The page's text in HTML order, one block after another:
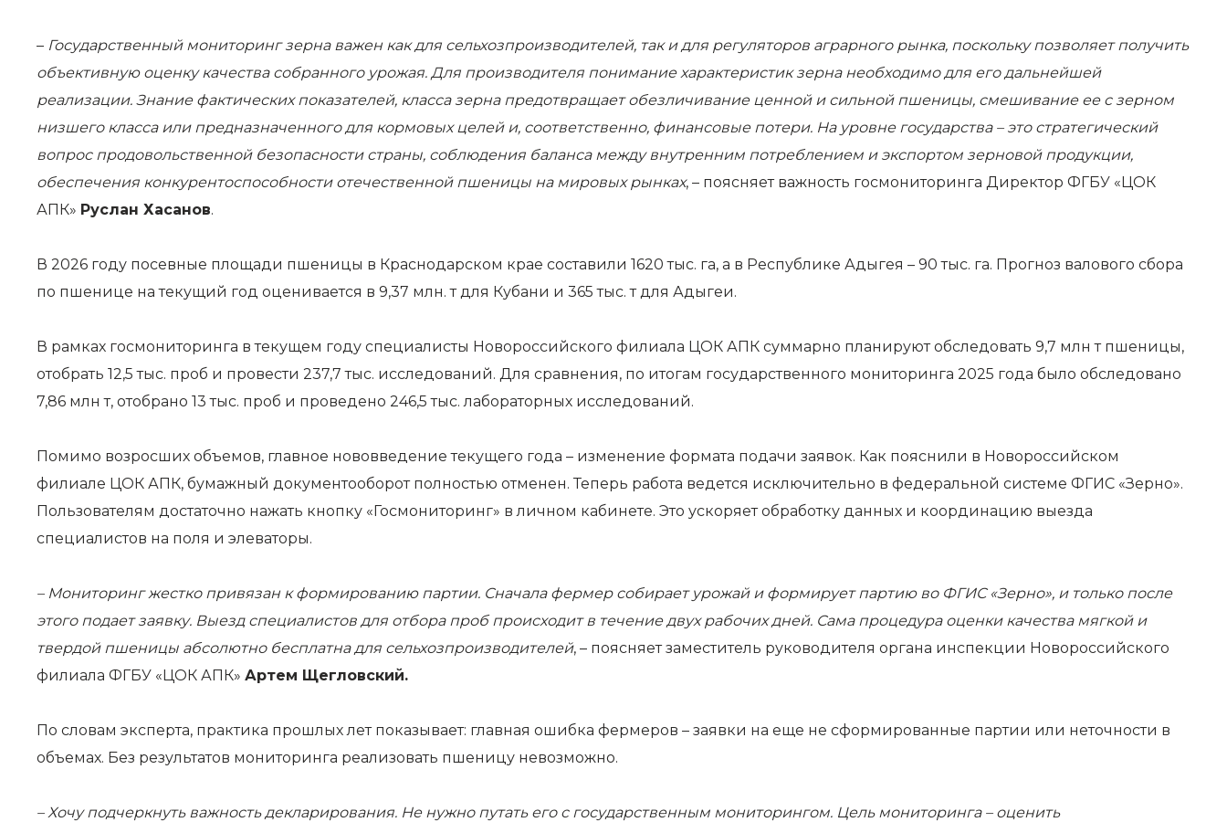
– Государственный мониторинг зерна важен как для сельхозпроизводителей, так и для регуляторов аграрного рынка, поскольку позволяет получить
объективную оценку качества собранного урожая. Для производителя понимание характеристик зерна необходимо для его дальнейшей
реализации. Знание фактических показателей, класса зерна предотвращает обезличивание ценной и сильной пшеницы, смешивание ее с зерном
низшего класса или предназначенного для кормовых целей и, соответственно, финансовые потери. На уровне государства – это стратегический
вопрос продовольственной безопасности страны, соблюдения баланса между внутренним потреблением и экспортом зерновой продукции,
обеспечения конкурентоспособности отечественной пшеницы на мировых рынках, – поясняет важность госмониторинга Директор ФГБУ «ЦОК
АПК» Руслан Хасанов.
В 2026 году посевные площади пшеницы в Краснодарском крае составили 1620 тыс. га, а в Республике Адыгея – 90 тыс. га. Прогноз валового сбора
по пшенице на текущий год оценивается в 9,37 млн. т для Кубани и 365 тыс. т для Адыгеи.
В рамках госмониторинга в текущем году специалисты Новороссийского филиала ЦОК АПК суммарно планируют обследовать 9,7 млн т пшеницы,
отобрать 12,5 тыс. проб и провести 237,7 тыс. исследований. Для сравнения, по итогам государственного мониторинга 2025 года было обследовано
7,86 млн т, отобрано 13 тыс. проб и проведено 246,5 тыс. лабораторных исследований.
Помимо возросших объемов, главное нововведение текущего года – изменение формата подачи заявок. Как пояснили в Новороссийском
филиале ЦОК АПК, бумажный документооборот полностью отменен. Теперь работа ведется исключительно в федеральной системе ФГИС «Зерно».
Пользователям достаточно нажать кнопку «Госмониторинг» в личном кабинете. Это ускоряет обработку данных и координацию выезда
специалистов на поля и элеваторы.
– Мониторинг жестко привязан к формированию партии. Сначала фермер собирает урожай и формирует партию во ФГИС «Зерно», и только после
этого подает заявку. Выезд специалистов для отбора проб происходит в течение двух рабочих дней. Сама процедура оценки качества мягкой и
твердой пшеницы абсолютно бесплатна для сельхозпроизводителей, – поясняет заместитель руководителя органа инспекции Новороссийского
филиала ФГБУ «ЦОК АПК» Артем Щегловский.
По словам эксперта, практика прошлых лет показывает: главная ошибка фермеров – заявки на еще не сформированные партии или неточности в
объемах. Без результатов мониторинга реализовать пшеницу невозможно.
– Хочу подчеркнуть важность декларирования. Не нужно путать его с государственным мониторингом. Цель мониторинга – оценить